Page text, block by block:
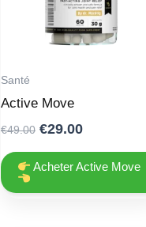
Santé
Active Move
€49.00 Original
was:
€29.00Current
is:
Acheter Active Move